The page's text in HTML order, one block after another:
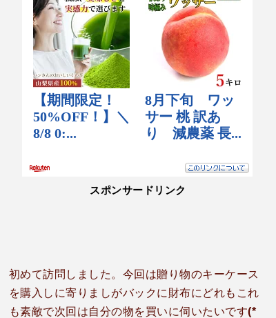
スポンサードリンク
初めて訪問しました。今回は贈り物のキーケース
を購入しに寄りましがバックに財布にどれもこれ
も素敵で次回は自分の物を買いに伺いたいです(*